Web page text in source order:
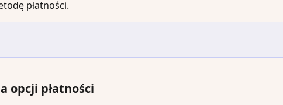
płatności.
opcji płatności